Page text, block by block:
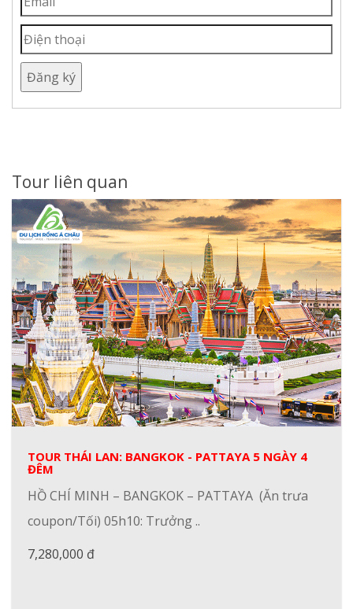
Đăng ký
Tour liên quan
TOUR THÁI LAN: BANGKOK - PATTAYA 5 NGÀY 4
ĐÊM
HỒ CHÍ MINH – BANGKOK – PATTAYA (Ăn trưa
coupon/Tối) 05h10: Trưởng ..
7,280,000 đ